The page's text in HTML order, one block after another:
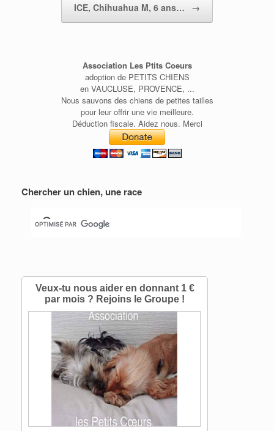
ICE, Chihuahua M, 6 ans… →
Association Les Ptits Coeurs
adoption de PETITS CHIENS
en VAUCLUSE, PROVENCE, ...
Nous sauvons des chiens de petites tailles
pour leur offrir une vie meilleure.
Déduction fiscale. Aidez nous. Merci
Chercher un chien, une race